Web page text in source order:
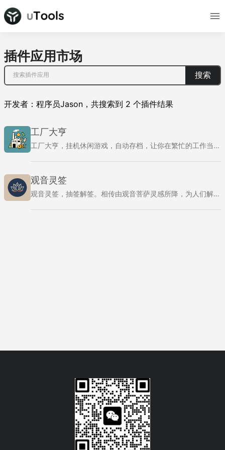
插件应用市场
搜索
开发者： 程序员Jason ， 共搜索到 2 个插件结果
工厂大亨
工厂大亨，挂机休闲游戏，自动存档，让你在繁忙的工作当中休闲一下，工作摸鱼两不误！
观音灵签
观音灵签，抽签解签。相传由观音菩萨灵感所降，为人们解惑指引迷津。来看看你最近运势如何吧。